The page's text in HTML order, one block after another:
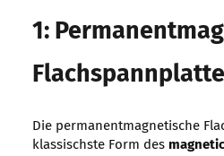
1:
Flachspannplatte
Die permanentmagnetische
klassischste Form des